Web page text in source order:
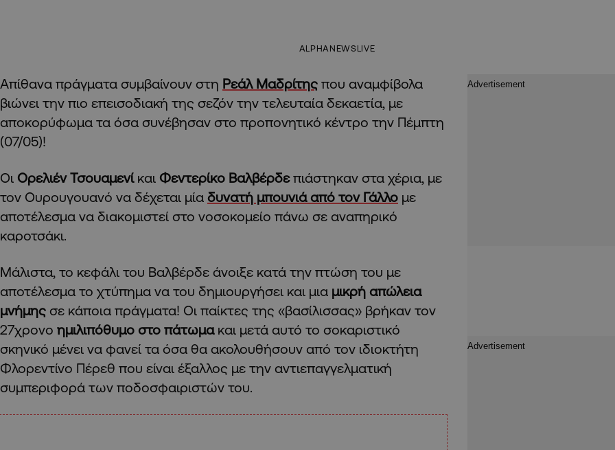
ALPHANEWSLIVE
Απίθανα πράγματα συμβαίνουν στη Ρεάλ Μαδρίτης που αναμφίβολα
βιώνει την πιο επεισοδιακή της σεζόν την τελευταία δεκαετία, με
αποκορύφωμα τα όσα συνέβησαν στο προπονητικό κέντρο την Πέμπτη
(07/05)!
Οι Ορελιέν Τσουαμενίκαι Φεντερίκο Βαλβέρδεπιάστηκαν στα χέρια, με
τον Ουρουγουανό να δέχεται μία δυνατή μπουνιά από τον Γάλλο με
αποτέλεσμα να διακομιστεί στο νοσοκομείο πάνω σε αναπηρικό
καροτσάκι.
Μάλιστα, το κεφάλι του Βαλβέρδε άνοιξε κατά την πτώση του με
αποτέλεσμα το χτύπημα να του δημιουργήσει και μια μικρή απώλεια
μνήμης σε κάποια πράγματα! Οι παίκτες της «βασίλισσας» βρήκαν τον
27χρονο ημιλιπόθυμο στο πάτωμακαι μετά αυτό το σοκαριστικό
σκηνικό μένει να φανεί τα όσα θα ακολουθήσουν από τον ιδιοκτήτη
Φλορεντίνο Πέρεθ που είναι έξαλλος με την αντιεπαγγελματική
συμπεριφορά των ποδοσφαιριστών του.